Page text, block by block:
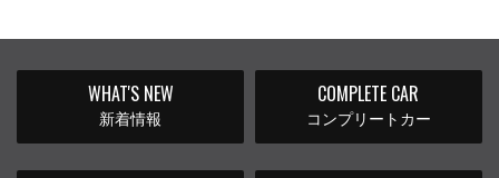
WHAT'S NEW
新着情報
COMPLETE CAR
コンプリートカー